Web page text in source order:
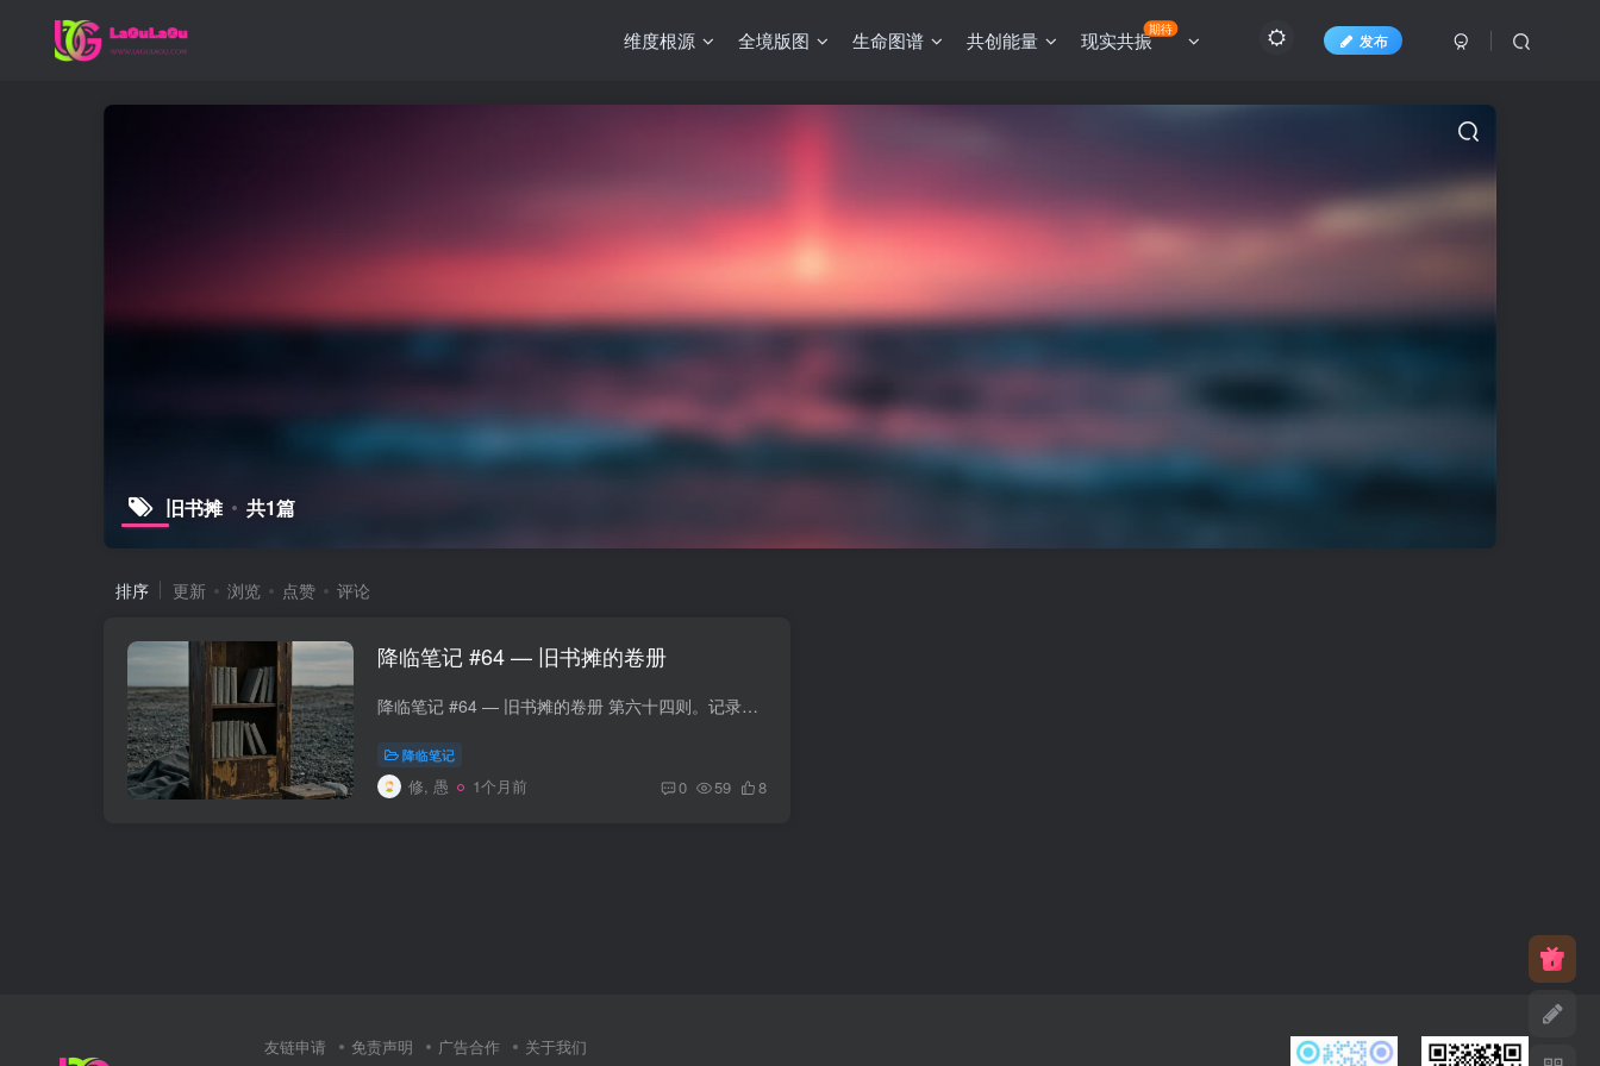
发布
维度根源 全境版图 生命图谱 共创能量 现实共振期待
旧书摊 共1篇
排序 更新 浏览 点赞 评论
降临笔记 #64 — 旧书摊的卷册
降临笔记 #64 — 旧书摊的卷册 第六十四则。记录时间：降临纪元第六年，雾月第八日，午时。记录者：苏芃，从第五门廊降临，独立档案员，拉古拉古边界地带南段十二号补给站常住人员。身边物品：...
降临笔记
修, 愚 1个月前 0 59 8
友链申请 免责声明 广告合作 关于我们